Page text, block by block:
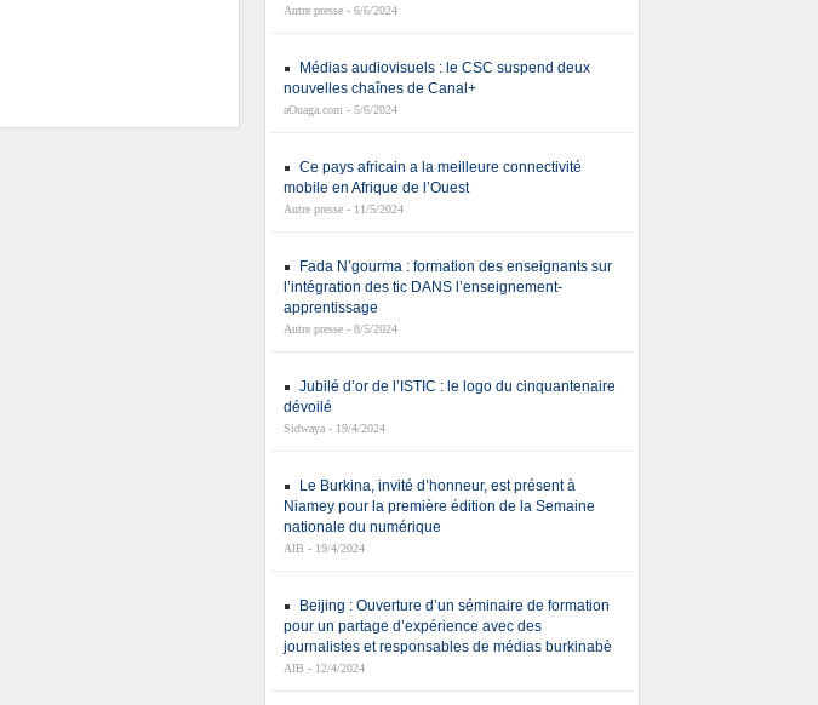
Autre presse - 6/6/2024
Médias audiovisuels : le CSC suspend deux
nouvelles chaînes de Canal+
aOuaga.com - 5/6/2024
Ce pays africain a la meilleure connectivité
mobile en Afrique de l’Ouest
Autre presse - 11/5/2024
Fada N’gourma : formation des enseignants sur
l’intégration des tic DANS l’enseignement-
apprentissage
Autre presse - 8/5/2024
Jubilé d’or de l’ISTIC : le logo du cinquantenaire
dévoilé
Sidwaya - 19/4/2024
Le Burkina, invité d’honneur, est présent à
Niamey pour la première édition de la Semaine
nationale du numérique
AIB - 19/4/2024
Beijing : Ouverture d’un séminaire de formation
pour un partage d’expérience avec des
journalistes et responsables de médias burkinabè
AIB - 12/4/2024